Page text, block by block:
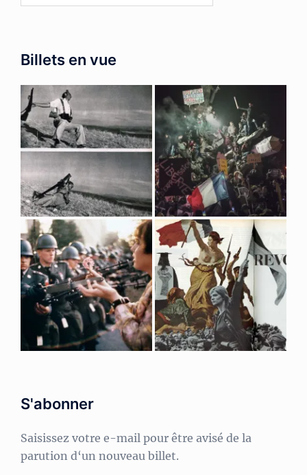
Billets en vue
S'abonner
Saisissez votre e-mail pour être avisé de la
parution d‘un nouveau billet.